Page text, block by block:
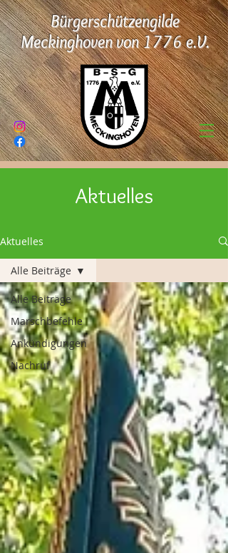
Bürgerschützengilde
Meckinghoven von 1776 e.V.
Aktuelles
Aktuelles
Alle Beiträge
Marschbefehle
Ankündigungen
Nachruf
Alle Beiträge